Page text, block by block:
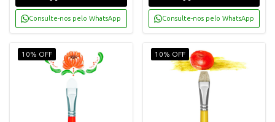
Consulte-nos pelo WhatsApp Consulte-nos pelo WhatsApp
10% OFF 10% OFF